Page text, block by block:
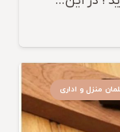
منزل و اداری